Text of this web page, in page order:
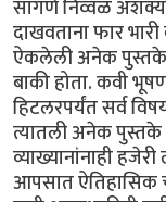
सांगणे निव्वळ अशक्य
दाखवताना फार
ऐकलेली अनेक पुस्तके
बाकी होता. कवी
हिटलरपर्यंत सर्व
त्यातली अनेक पुस्तके
व्याख्यानांनाही
आपसात ऐतिहासिक